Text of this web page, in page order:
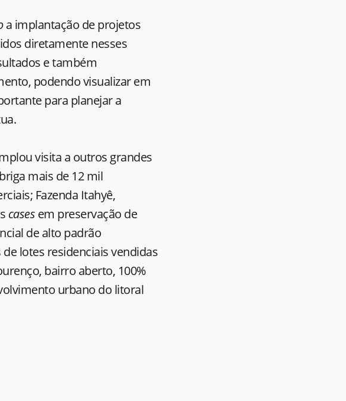
a implantação de projetos
diretamente nesses
e também
podendo visualizar em
para planejar a
visita a outros grandes
mais de 12 mil
Fazenda Itahyê,
cases em preservação de
de alto padrão
lotes residenciais vendidas
bairro aberto, 100%
urbano do litoral